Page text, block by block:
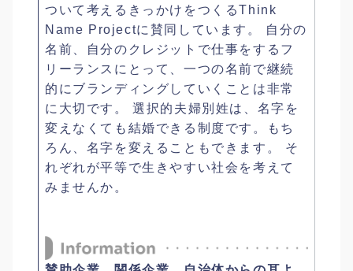
ついて考えるきっかけをつくるThink
Name Projectに賛同しています。 自分の
名前、自分のクレジットで仕事をするフ
リーランスにとって、一つの名前で継続
的にブランディングしていくことは非常
に大切です。 選択的夫婦別姓は、名字を
変えなくても結婚できる制度です。もち
ろん、名字を変えることもできます。 そ
れぞれが平等で生きやすい社会を考えて
みませんか。